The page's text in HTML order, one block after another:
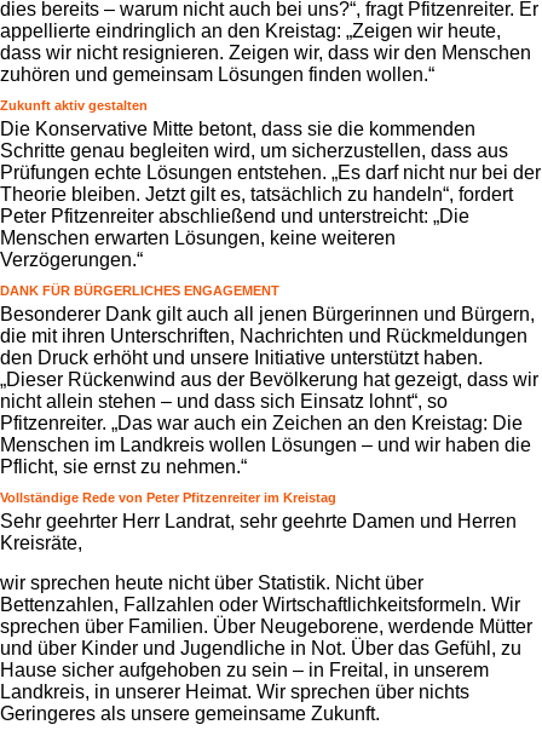
dies bereits – warum nicht auch bei uns?“, fragt Pfitzenreiter. Er
appellierte eindringlich an den Kreistag: „Zeigen wir heute,
dass wir nicht resignieren. Zeigen wir, dass wir den Menschen
zuhören und gemeinsam Lösungen finden wollen.“
Zukunft aktiv gestalten
Die Konservative Mitte betont, dass sie die kommenden
Schritte genau begleiten wird, um sicherzustellen, dass aus
Prüfungen echte Lösungen entstehen. „Es darf nicht nur bei der
Theorie bleiben. Jetzt gilt es, tatsächlich zu handeln“, fordert
Peter Pfitzenreiter abschließend und unterstreicht: „Die
Menschen erwarten Lösungen, keine weiteren
Verzögerungen.“
DANK FÜR BÜRGERLICHES ENGAGEMENT
Besonderer Dank gilt auch all jenen Bürgerinnen und Bürgern,
die mit ihren Unterschriften, Nachrichten und Rückmeldungen
den Druck erhöht und unsere Initiative unterstützt haben.
„Dieser Rückenwind aus der Bevölkerung hat gezeigt, dass wir
nicht allein stehen – und dass sich Einsatz lohnt“, so
Pfitzenreiter. „Das war auch ein Zeichen an den Kreistag: Die
Menschen im Landkreis wollen Lösungen – und wir haben die
Pflicht, sie ernst zu nehmen.“
Vollständige Rede von Peter Pfitzenreiter im Kreistag
Sehr geehrter Herr Landrat, sehr geehrte Damen und Herren
Kreisräte,
wir sprechen heute nicht über Statistik. Nicht über
Bettenzahlen, Fallzahlen oder Wirtschaftlichkeitsformeln. Wir
sprechen über Familien. Über Neugeborene, werdende Mütter
und über Kinder und Jugendliche in Not. Über das Gefühl, zu
Hause sicher aufgehoben zu sein – in Freital, in unserem
Landkreis, in unserer Heimat. Wir sprechen über nichts
Geringeres als unsere gemeinsame Zukunft.